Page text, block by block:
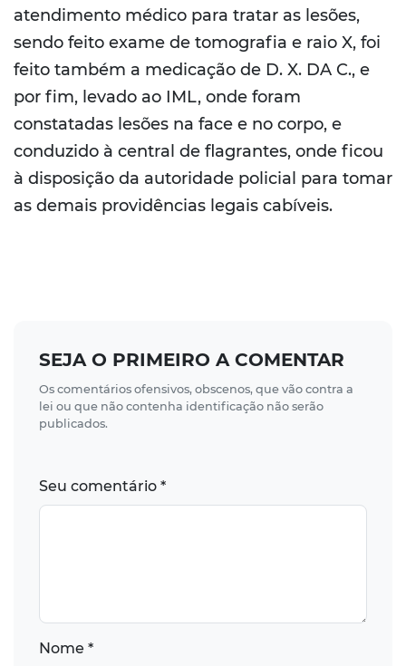
atendimento médico para tratar as lesões,
sendo feito exame de tomografia e raio X, foi
feito também a medicação de D. X. DA C., e
por fim, levado ao IML, onde foram
constatadas lesões na face e no corpo, e
conduzido à central de flagrantes, onde ficou
à disposição da autoridade policial para tomar
as demais providências legais cabíveis.
SEJA O PRIMEIRO A COMENTAR
Os comentários ofensivos, obscenos, que vão contra a
lei ou que não contenha identificação não serão
publicados.
Seu comentário *
Nome *